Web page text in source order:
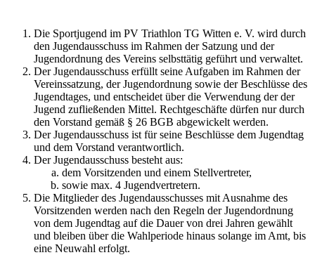
Die Sportjugend im PV Triathlon TG Witten e. V. wird durch
den Jugendausschuss im Rahmen der Satzung und der
Jugendordnung des Vereins selbsttätig geführt und verwaltet.
Der Jugendausschuss erfüllt seine Aufgaben im Rahmen der
Vereinssatzung, der Jugendordnung sowie der Beschlüsse des
Jugendtages, und entscheidet über die Verwendung der der
Jugend zufließenden Mittel. Rechtgeschäfte dürfen nur durch
den Vorstand gemäß § 26 BGB abgewickelt werden.
Der Jugendausschuss ist für seine Beschlüsse dem Jugendtag
und dem Vorstand verantwortlich.
Der Jugendausschuss besteht aus:
dem Vorsitzenden und einem Stellvertreter,
sowie max. 4 Jugendvertretern.
Die Mitglieder des Jugendausschusses mit Ausnahme des
Vorsitzenden werden nach den Regeln der Jugendordnung
von dem Jugendtag auf die Dauer von drei Jahren gewählt
und bleiben über die Wahlperiode hinaus solange im Amt, bis
eine Neuwahl erfolgt.